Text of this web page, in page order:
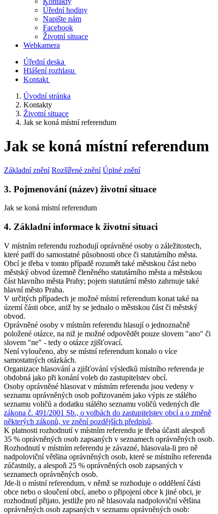
Úřední hodiny
Napište nám
Facebook
Životní situace
Webkamera
Úřední deska
Hlášení rozhlasu
Kontakt
Úvodní stránka
Kontakty
Životní situace
Jak se koná místní referendum
Jak se koná místní referendum
Základní znění Rozšířené znění Úplné znění
3. Pojmenování (název) životní situace
Jak se koná místní referendum
4. Základní informace k životní situaci
V místním referendu rozhodují oprávněné osoby o záležitostech,
které patří do samostatné působnosti obce či statutárního města.
Obcí je třeba v tomto případě rozumět také městskou část nebo
městský obvod územně členěného statutárního města a městskou
část hlavního města Prahy; pojem statutární město zahrnuje také
hlavní město Praha.
V určitých případech je možné místní referendum konat také na
území části obce, aniž by se jednalo o městskou část či městský
obvod.
Oprávněné osoby v místním referendu hlasují o jednoznačně
položené otázce, na niž je možné odpovědět pouze slovem "ano" či
slovem "ne" - tedy o otázce zjišťovací.
Není vyloučeno, aby se místní referendum konalo o více
samostatných otázkách.
Organizace hlasování a zjišťování výsledků místního referenda je
obdobná jako při konání voleb do zastupitelstev obcí.
Osoby oprávněné hlasovat v místním referendu jsou vedeny v
seznamu oprávněných osob pořizovaném jako výpis ze stálého
seznamu voličů a dodatku stálého seznamu voličů vedených dle
zákona č. 491/2001 Sb., o volbách do zastupitelstev obcí a o změně
některých zákonů, ve znění pozdějších předpisů.
K platnosti rozhodnutí v místním referendu je třeba účasti alespoň
35 % oprávněných osob zapsaných v seznamech oprávněných osob.
Rozhodnutí v místním referendu je závazné, hlasovala-li pro ně
nadpoloviční většina oprávněných osob, které se místního referenda
zúčastnily, a alespoň 25 % oprávněných osob zapsaných v
seznamech oprávněných osob.
Jde-li o místní referendum, v němž se rozhoduje o oddělení části
obce nebo o sloučení obcí, anebo o připojení obce k jiné obci, je
rozhodnutí přijato, jestliže pro ně hlasovala nadpoloviční většina
oprávněných osob zapsaných v seznamu oprávněných osob: